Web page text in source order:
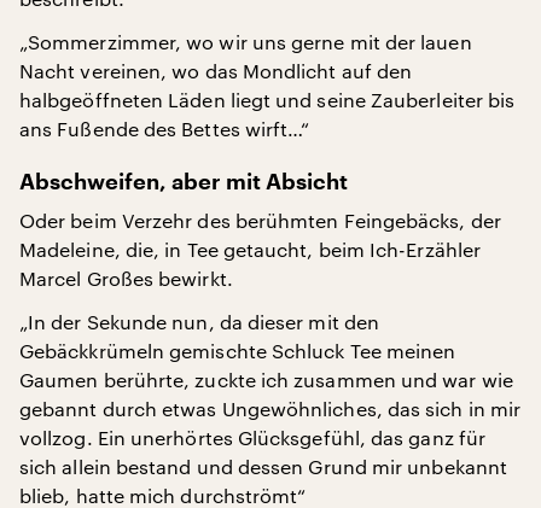
„Sommerzimmer, wo wir uns gerne mit der lauen
Nacht vereinen, wo das Mondlicht auf den
halbgeöffneten Läden liegt und seine Zauberleiter bis
ans Fußende des Bettes wirft…“
Abschweifen, aber mit Absicht
Oder beim Verzehr des berühmten Feingebäcks, der
Madeleine, die, in Tee getaucht, beim Ich-Erzähler
Marcel Großes bewirkt.
„In der Sekunde nun, da dieser mit den
Gebäckkrümeln gemischte Schluck Tee meinen
Gaumen berührte, zuckte ich zusammen und war wie
gebannt durch etwas Ungewöhnliches, das sich in mir
vollzog. Ein unerhörtes Glücksgefühl, das ganz für
sich allein bestand und dessen Grund mir unbekannt
blieb, hatte mich durchströmt“